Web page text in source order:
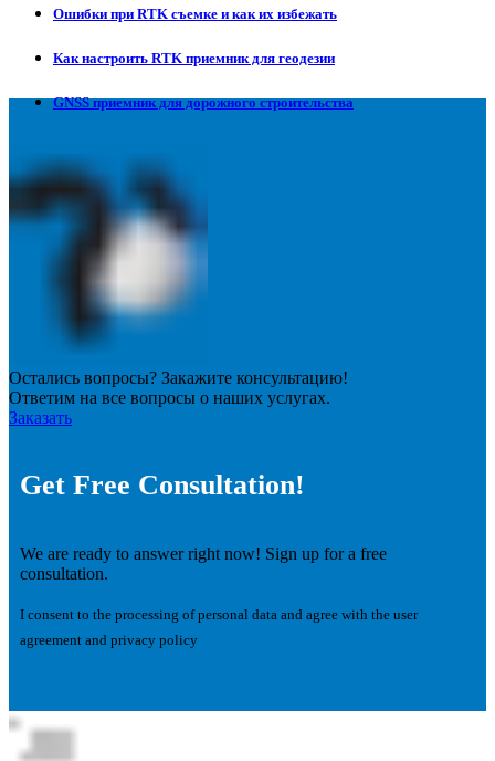
Ошибки при RTK съемке и как их избежать
Как настроить RTK приемник для геодезии
GNSS приемник для дорожного строительства
Остались вопросы? Закажите консультацию!
Ответим на все вопросы о наших услугах.
Заказать
Get Free Consultation!
We are ready to answer right now! Sign up for a free
consultation.
I consent to the processing of personal data and agree with the user
agreement and privacy policy